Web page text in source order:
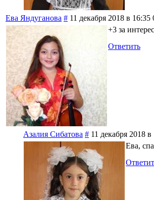
Ева Яндуганова # 11 декабря 2018 в 16:35
+3 за
Ответить
Азалия Сибатова # 11 декабря 2018 в
Ева,